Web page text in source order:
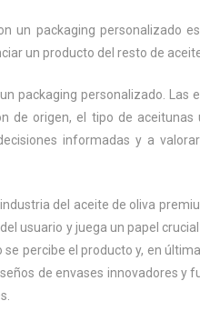
un packaging personalizado
un producto del resto de
packaging personalizado.
de origen, el tipo de
informadas y a
del aceite de oliva
usuario y juega un papel
percibe el producto y, en
de envases innovadores y